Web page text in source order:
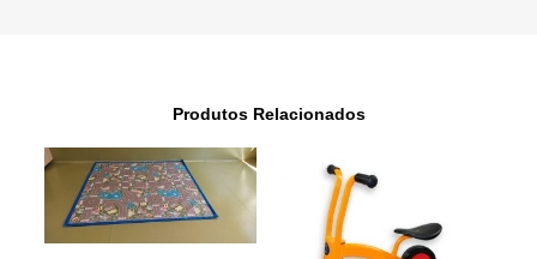
Produtos Relacionados